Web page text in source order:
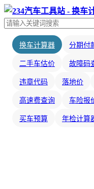
换车计算器 分期付
二手车估价 故障码
违章代码 落地价
高速费查询 车险报
买车预算 年检计算